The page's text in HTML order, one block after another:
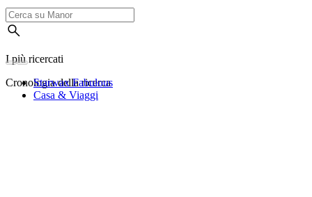
I più ricercati
Cronologia della ricerca
Starwax Fabulous
Casa & Viaggi